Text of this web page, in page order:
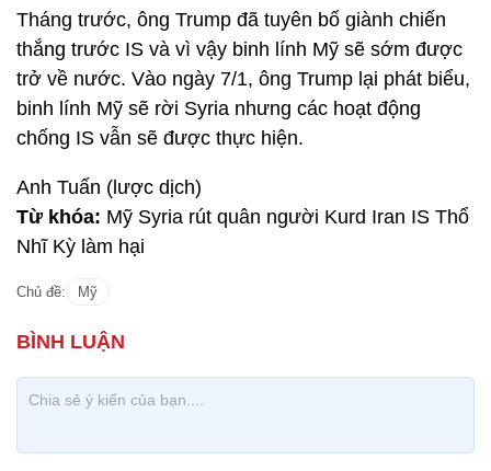
Tháng trước, ông Trump đã tuyên bố giành chiến
thắng trước IS và vì vậy binh lính Mỹ sẽ sớm được
trở về nước. Vào ngày 7/1, ông Trump lại phát biểu,
binh lính Mỹ sẽ rời Syria nhưng các hoạt động
chống IS vẫn sẽ được thực hiện.
Anh Tuấn (lược dịch)
Từ khóa: Mỹ Syria rút quân người Kurd Iran IS Thổ
Nhĩ Kỳ làm hại
Chủ đề: Mỹ